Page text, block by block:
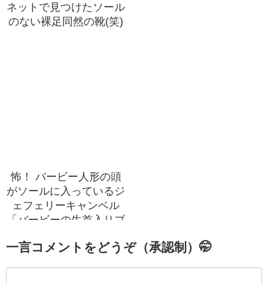
ネットで見つけたソール
のない裸足同然の靴(笑)
怖！ バービー人形の頭
がソールに入っているジ
ェフェリーキャンベル
「バービーの生首入りブ
一言コメントをどうぞ（承認制）🤭